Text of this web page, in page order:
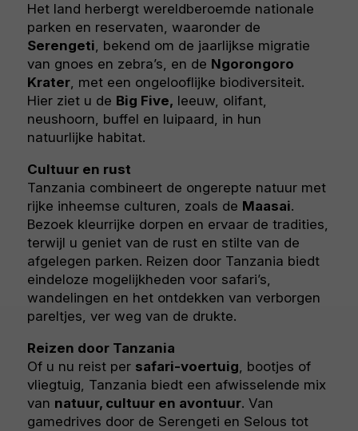
Het land herbergt wereldberoemde nationale
parken en reservaten, waaronder de
Serengeti, bekend om de jaarlijkse migratie
van gnoes en zebra’s, en de Ngorongoro
Krater, met een ongelooflijke biodiversiteit.
Hier ziet u de Big Five, leeuw, olifant,
neushoorn, buffel en luipaard, in hun
natuurlijke habitat.
Cultuur en rust
Tanzania combineert de ongerepte natuur met
rijke inheemse culturen, zoals de Maasai.
Bezoek kleurrijke dorpen en ervaar de tradities,
terwijl u geniet van de rust en stilte van de
afgelegen parken. Reizen door Tanzania biedt
eindeloze mogelijkheden voor safari’s,
wandelingen en het ontdekken van verborgen
pareltjes, ver weg van de drukte.
Reizen door Tanzania
Of u nu reist per safari-voertuig, bootjes of
vliegtuig, Tanzania biedt een afwisselende mix
van natuur, cultuur en avontuur. Van
gamedrives door de Serengeti en Selous tot